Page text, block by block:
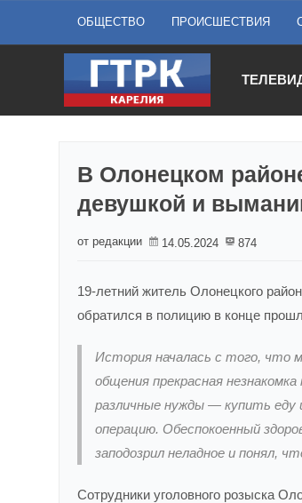
ОБЩЕСТВО ПРОИСШЕСТВИЯ
В Олонецком
девушкой и
от редакции 14.05.2024 874
19-летний житель Олонецкого
обратился в полицию в конце
История началась с того, что
общения прекрасная незнакомка
различные нужды — купить еду
операцию. Обеспокоенный
заподозрил неладное и понял,
Сотрудники уголовного розыска